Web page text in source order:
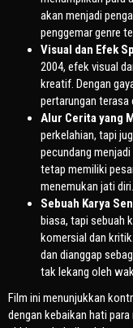
akan menjadi
penggemar genre
Visual dan Efek
2004, efek visual
kreatif. Dengan
pertarungan terasa
Alur Cerita yang
perkelahian, tapi
pecundang
tetap memiliki
menemukan jati diri.
Sebuah Karya
biasa, tapi sebuah
komersial dan
dan dianggap
tak lekang oleh
Film ini menunjukkan
dengan kebaikan hati